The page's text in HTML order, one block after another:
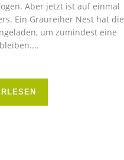
Aber jetzt ist auf einmal
Ein Graureiher Nest hat die
um zumindest eine